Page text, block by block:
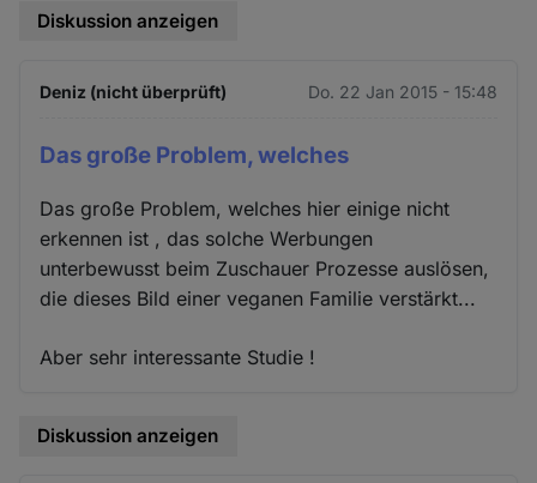
Diskussion anzeigen
Deniz (nicht überprüft) Do. 22 Jan 2015 - 15:48
Das große Problem, welches
Das große Problem, welches hier einige nicht
erkennen ist , das solche Werbungen
unterbewusst beim Zuschauer Prozesse auslösen,
die dieses Bild einer veganen Familie verstärkt...
Aber sehr interessante Studie !
Diskussion anzeigen